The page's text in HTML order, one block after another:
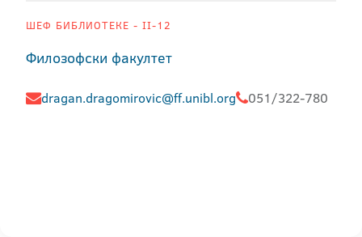
ШЕФ БИБЛИОТЕКЕ - II-12
Филозофски факултет
dragan.dragomirovic@ff.unibl.org 051/322-780